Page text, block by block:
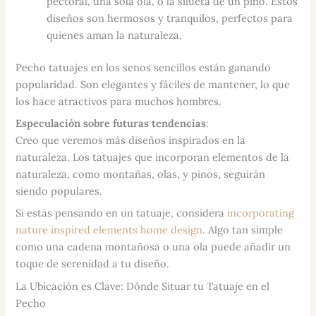
diseños son hermosos y tranquilos, perfectos para
quienes aman la naturaleza.
Pecho tatuajes en los senos sencillos están ganando
popularidad. Son elegantes y fáciles de mantener, lo que
los hace atractivos para muchos hombres.
Especulación sobre futuras tendencias:
Creo que veremos más diseños inspirados en la
naturaleza. Los tatuajes que incorporan elementos de la
naturaleza, como montañas, olas, y pinos, seguirán
siendo populares.
Si estás pensando en un tatuaje, consideraincorporating
nature inspired elements home design. Algo tan simple
como una cadena montañosa o una ola puede añadir un
toque de serenidad a tu diseño.
La Ubicación es Clave: Dónde Situar tu Tatuaje en el
Pecho